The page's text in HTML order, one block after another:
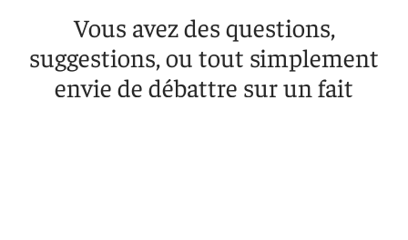
Vous avez des questions,
suggestions, ou tout simplement
envie de débattre sur un fait